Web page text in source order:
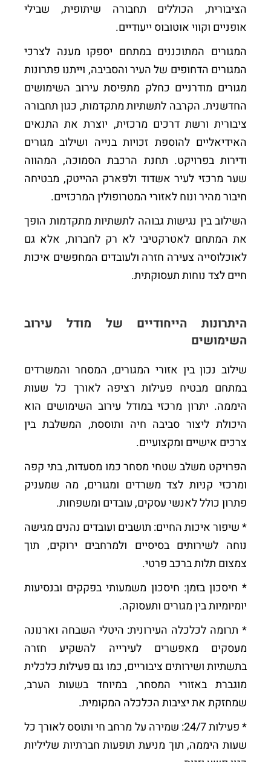
הציבורית, הכוללים תחבורה שיתופית, שבילי
אופניים וקווי אוטובוס ייעודיים.
המגורים המתוכננים במתחם יספקו מענה לצרכי
המגורים הדחופים של העיר והסביבה, וייתנו פתרונות
מגורים מודרניים כחלק מתפיסת עירוב השימושים
החדשנית. הקרבה לתשתיות מתקדמות, כגון תחבורה
ציבורית ורשת דרכים מרכזית, יוצרת את התנאים
האידיאליים להוספת זכויות בנייה ושילוב מגורים
ודירות בפרויקט. תחנת הרכבת הסמוכה, המהווה
שער מרכזי לעיר אשדוד ולפארק ההייטק, מבטיחה
חיבור מהיר ונוח לאזורי המטרופולין המרכזיים.
השילוב בין נגישות גבוהה לתשתיות מתקדמות הופך
את המתחם לאטרקטיבי לא רק לחברות, אלא גם
לאוכלוסייה צעירה חזרה ולעובדים המחפשים איכות
חיים לצד נוחות תעסוקתית.
היתרונות הייחודיים של מודל עירוב
השימושים
שילוב נכון בין אזורי המגורים, המסחר והמשרדים
במתחם מבטיח פעילות רציפה לאורך כל שעות
היממה. יתרון מרכזי במודל עירוב השימושים הוא
היכולת ליצור סביבה חיה ותוססת, המשלבת בין
צרכים אישיים ומקצועיים.
הפרויקט משלב שטחי מסחר כמו מסעדות, בתי קפה
ומרכזי קניות לצד משרדים ומגורים, מה שמעניק
פתרון כולל לאנשי עסקים, עובדים ומשפחות.
* שיפור איכות החיים: תושבים ועובדים נהנים מגישה
נוחה לשירותים בסיסיים ולמרחבים ירוקים, תוך
צמצום תלות ברכב פרטי.
* חיסכון בזמן: חיסכון משמעותי בפקקים ובנסיעות
יומיומיות בין מגורים ותעסוקה.
* תרומה לכלכלה העירונית: היטלי השבחה וארנונה
מעסקים מאפשרים לעירייה להשקיע חזרה
בתשתיות ושירותים ציבוריים, כמו גם פעילות כלכלית
מוגברת באזורי המסחר, במיוחד בשעות הערב,
שמחזקת את יציבות הכלכלה המקומית.
* פעילות 24/7: שמירה על מרחב חי ותוסס לאורך כל
שעות היממה, תוך מניעת תופעות חברתיות שליליות